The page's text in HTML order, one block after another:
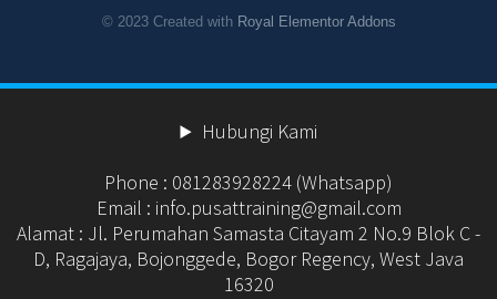
© 2023 Created with Royal Elementor Addons
Hubungi Kami
Phone : 081283928224 (Whatsapp)
Email : info.pusattraining@gmail.com
Alamat : Jl. Perumahan Samasta Citayam 2 No.9 Blok C -
D, Ragajaya, Bojonggede, Bogor Regency, West Java
16320